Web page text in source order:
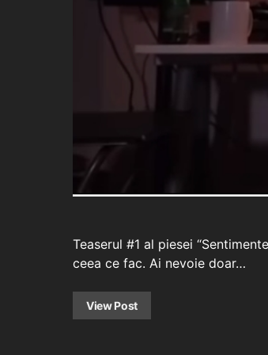
Teaserul #1 al piesei
ceea ce fac. Ai nevoie doar…
View Post